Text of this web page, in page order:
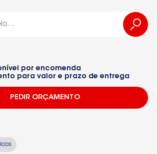
dos equipamentos da lista
por encomenda
para valor e prazo de entrega
PEDIR ORÇAMENTO